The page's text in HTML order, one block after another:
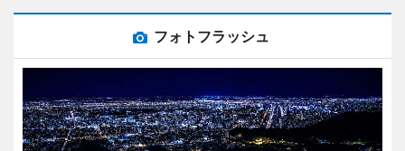
フォトフラッシュ